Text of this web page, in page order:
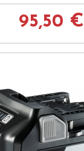
95,50 €